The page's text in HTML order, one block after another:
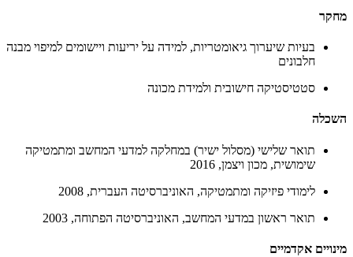
מחקר
בעיות שיערוך גיאומטריות, למידה על יריעות ויישומים למיפוי מבנה
חלבונים
סטטיסטיקה חישובית ולמידת מכונה
השכלה
תואר שלישי (מסלול ישיר) במחלקה למדעי המחשב ומתמטיקה
שימושית, מכון ויצמן, 2016
לימודי פיזיקה ומתמטיקה, האוניברסיטה העברית, 2008
תואר ראשון במדעי המחשב, האוניברסיטה הפתוחה, 2003
מינויים אקדמיים